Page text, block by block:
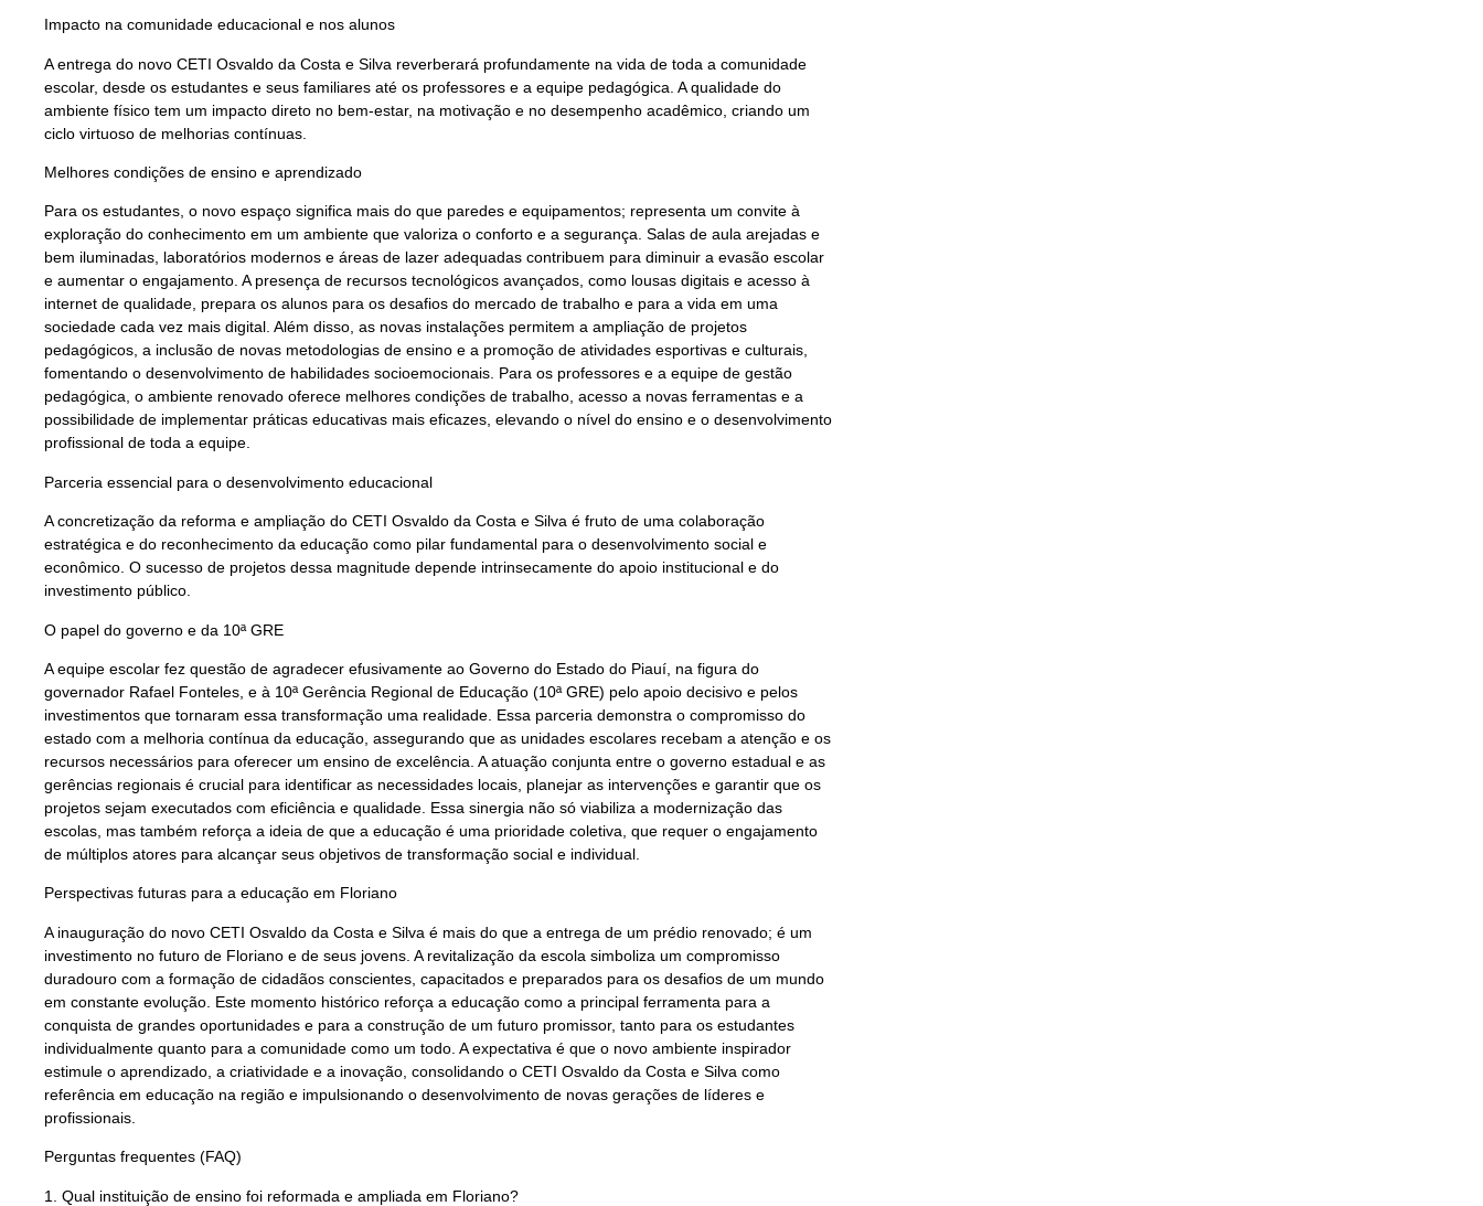
Impacto na comunidade educacional e nos alunos
A entrega do novo CETI Osvaldo da Costa e Silva reverberará profundamente na vida de toda a comunidade
escolar, desde os estudantes e seus familiares até os professores e a equipe pedagógica. A qualidade do
ambiente físico tem um impacto direto no bem-estar, na motivação e no desempenho acadêmico, criando um
ciclo virtuoso de melhorias contínuas.
Melhores condições de ensino e aprendizado
Para os estudantes, o novo espaço significa mais do que paredes e equipamentos; representa um convite à
exploração do conhecimento em um ambiente que valoriza o conforto e a segurança. Salas de aula arejadas e
bem iluminadas, laboratórios modernos e áreas de lazer adequadas contribuem para diminuir a evasão escolar
e aumentar o engajamento. A presença de recursos tecnológicos avançados, como lousas digitais e acesso à
internet de qualidade, prepara os alunos para os desafios do mercado de trabalho e para a vida em uma
sociedade cada vez mais digital. Além disso, as novas instalações permitem a ampliação de projetos
pedagógicos, a inclusão de novas metodologias de ensino e a promoção de atividades esportivas e culturais,
fomentando o desenvolvimento de habilidades socioemocionais. Para os professores e a equipe de gestão
pedagógica, o ambiente renovado oferece melhores condições de trabalho, acesso a novas ferramentas e a
possibilidade de implementar práticas educativas mais eficazes, elevando o nível do ensino e o desenvolvimento
profissional de toda a equipe.
Parceria essencial para o desenvolvimento educacional
A concretização da reforma e ampliação do CETI Osvaldo da Costa e Silva é fruto de uma colaboração
estratégica e do reconhecimento da educação como pilar fundamental para o desenvolvimento social e
econômico. O sucesso de projetos dessa magnitude depende intrinsecamente do apoio institucional e do
investimento público.
O papel do governo e da 10ª GRE
A equipe escolar fez questão de agradecer efusivamente ao Governo do Estado do Piauí, na figura do
governador Rafael Fonteles, e à 10ª Gerência Regional de Educação (10ª GRE) pelo apoio decisivo e pelos
investimentos que tornaram essa transformação uma realidade. Essa parceria demonstra o compromisso do
estado com a melhoria contínua da educação, assegurando que as unidades escolares recebam a atenção e os
recursos necessários para oferecer um ensino de excelência. A atuação conjunta entre o governo estadual e as
gerências regionais é crucial para identificar as necessidades locais, planejar as intervenções e garantir que os
projetos sejam executados com eficiência e qualidade. Essa sinergia não só viabiliza a modernização das
escolas, mas também reforça a ideia de que a educação é uma prioridade coletiva, que requer o engajamento
de múltiplos atores para alcançar seus objetivos de transformação social e individual.
Perspectivas futuras para a educação em Floriano
A inauguração do novo CETI Osvaldo da Costa e Silva é mais do que a entrega de um prédio renovado; é um
investimento no futuro de Floriano e de seus jovens. A revitalização da escola simboliza um compromisso
duradouro com a formação de cidadãos conscientes, capacitados e preparados para os desafios de um mundo
em constante evolução. Este momento histórico reforça a educação como a principal ferramenta para a
conquista de grandes oportunidades e para a construção de um futuro promissor, tanto para os estudantes
individualmente quanto para a comunidade como um todo. A expectativa é que o novo ambiente inspirador
estimule o aprendizado, a criatividade e a inovação, consolidando o CETI Osvaldo da Costa e Silva como
referência em educação na região e impulsionando o desenvolvimento de novas gerações de líderes e
profissionais.
Perguntas frequentes (FAQ)
1. Qual instituição de ensino foi reformada e ampliada em Floriano?